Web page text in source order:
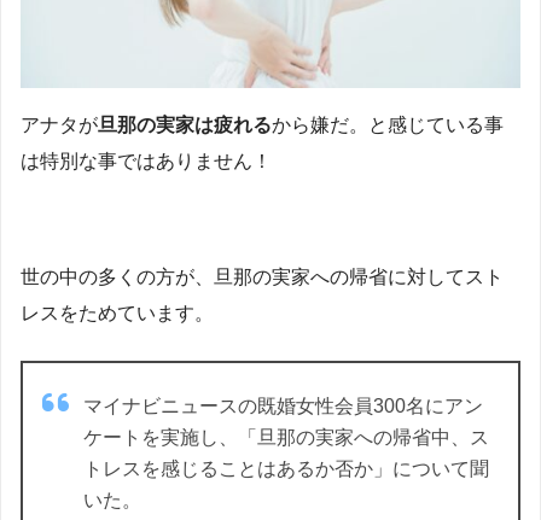
アナタが旦那の実家は疲れるから嫌だ。と感じている事
は特別な事ではありません！
世の中の多くの方が、旦那の実家への帰省に対してスト
レスをためています。
マイナビニュースの既婚女性会員300名にアン
ケートを実施し、「旦那の実家への帰省中、ス
トレスを感じることはあるか否か」について聞
いた。